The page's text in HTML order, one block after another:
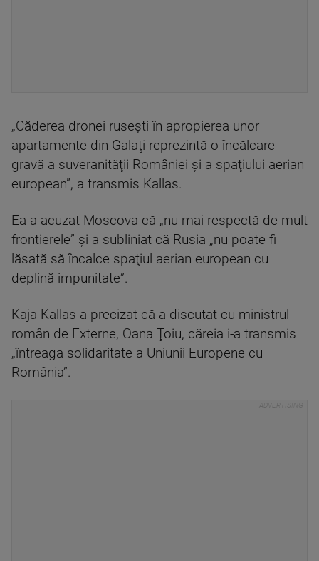
„Căderea dronei ruseşti în apropierea unor
apartamente din Galaţi reprezintă o încălcare
gravă a suveranităţii României şi a spaţiului aerian
european”, a transmis Kallas.
Ea a acuzat Moscova că „nu mai respectă de mult
frontierele” şi a subliniat că Rusia „nu poate fi
lăsată să încalce spaţiul aerian european cu
deplină impunitate”.
Kaja Kallas a precizat că a discutat cu ministrul
român de Externe, Oana Ţoiu, căreia i-a transmis
„întreaga solidaritate a Uniunii Europene cu
România”.